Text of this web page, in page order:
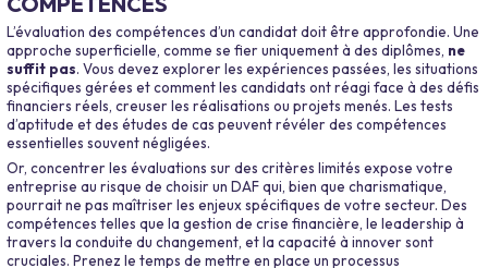
L’évaluation des compétences d’un candidat doit être approfondie. Une
approche superficielle, comme se fier uniquement à des diplômes, ne
suffit pas. Vous devez explorer les expériences passées, les situations
spécifiques gérées et comment les candidats ont réagi face à des défis
financiers réels, creuser les réalisations ou projets menés. Les tests
d’aptitude et des études de cas peuvent révéler des compétences
essentielles souvent négligées.
Or, concentrer les évaluations sur des critères limités expose votre
entreprise au risque de choisir un DAF qui, bien que charismatique,
pourrait ne pas maîtriser les enjeux spécifiques de votre secteur. Des
compétences telles que la gestion de crise financière, le leadership à
travers la conduite du changement, et la capacité à innover sont
cruciales. Prenez le temps de mettre en place un processus